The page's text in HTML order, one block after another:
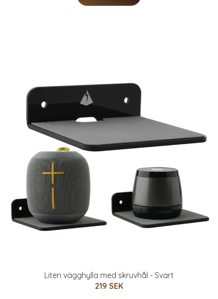
Liten vägghylla med skruvhål - Svart
219 SEK